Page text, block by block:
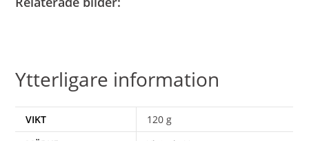
Ytterligare information
VIKT
120 g